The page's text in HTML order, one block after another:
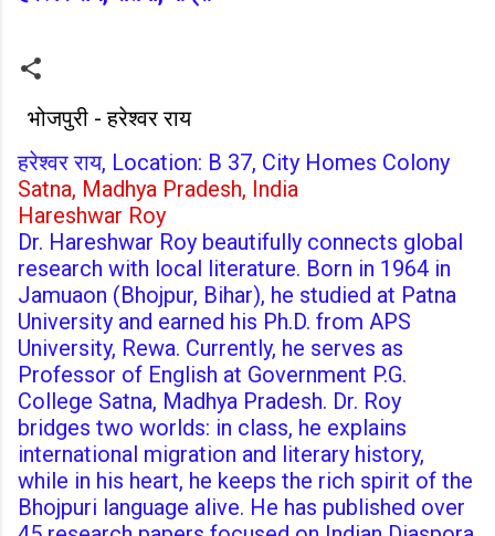
भोजपुरी - हरेश्वर राय
हरेश्वर राय, Location: B 37, City Homes Colony
Satna, Madhya Pradesh, India
Hareshwar Roy
Dr. Hareshwar Roy beautifully connects global
research with local literature. Born in 1964 in
Jamuaon (Bhojpur, Bihar), he studied at Patna
University and earned his Ph.D. from APS
University, Rewa. Currently, he serves as
Professor of English at Government P.G.
College Satna, Madhya Pradesh. Dr. Roy
bridges two worlds: in class, he explains
international migration and literary history,
while in his heart, he keeps the rich spirit of the
Bhojpuri language alive. He has published over